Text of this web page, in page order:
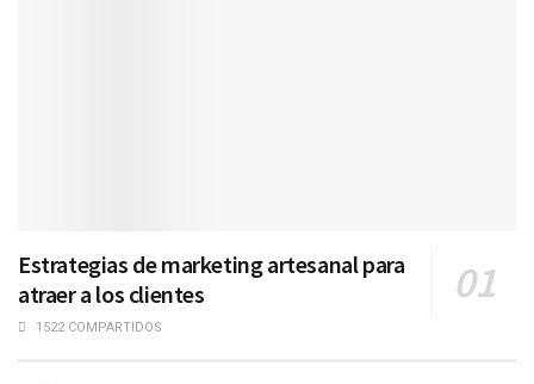
Estrategias de marketing artesanal para
atraer a los clientes
1522 COMPARTIDOS